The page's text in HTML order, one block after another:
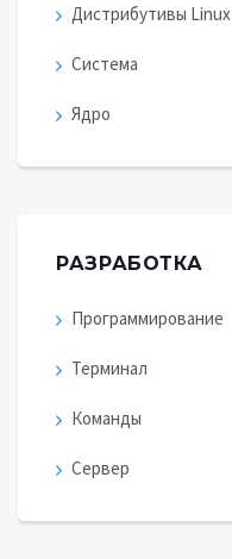
Дистрибутивы Linux
Система
Ядро
РАЗРАБОТКА
Программирование
Терминал
Команды
Сервер